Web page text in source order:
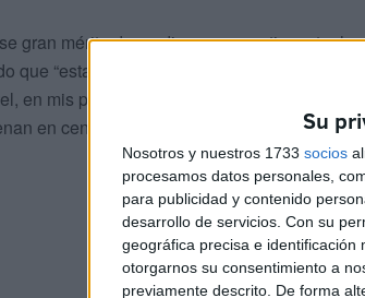
Su
Nosotros y nuestros 1733 socios
procesamos datos personales,
para publicidad y contenido
desarrollo de servicios. Con su
geográfica precisa e identificación
otorgarnos su consentimiento a
previamente descrito. De forma
gran mérito de medirse y competir contra
que “estas cuatro medallas han sido
en mis pruebas nadaban finalistas
en centros de alto rendimiento”, comentó